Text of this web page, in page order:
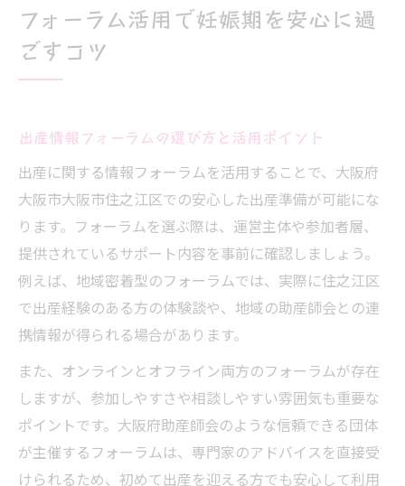
フォーラム活用で妊娠期を安心に過
ごすコツ
出産情報フォーラムの選び方と活用ポイント
出産に関する情報フォーラムを活用することで、大阪府
大阪市大阪市住之江区での安心した出産準備が可能にな
ります。フォーラムを選ぶ際は、運営主体や参加者層、
提供されているサポート内容を事前に確認しましょう。
例えば、地域密着型のフォーラムでは、実際に住之江区
で出産経験のある方の体験談や、地域の助産師会との連
携情報が得られる場合があります。
また、オンラインとオフライン両方のフォーラムが存在
しますが、参加しやすさや相談しやすい雰囲気も重要な
ポイントです。大阪府助産師会のような信頼できる団体
が主催するフォーラムは、専門家のアドバイスを直接受
けられるため、初めて出産を迎える方でも安心して利用